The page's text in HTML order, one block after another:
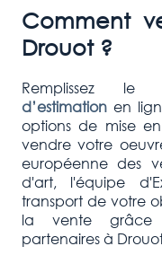
Comment
Drouot ?
Remplissez le
d’estimation en
options de mise
vendre votre
européenne des
d'art, l'équipe
transport de votre
la vente grâce à
partenaires à